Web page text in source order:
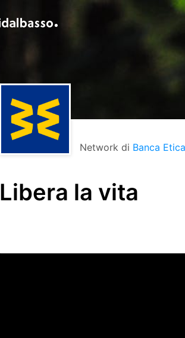
Network di Banca Etica
Libera la vita